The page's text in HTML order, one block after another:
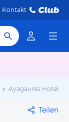
Kontakt
Ayagaures Hotels
Teilen